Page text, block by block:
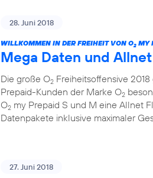
28. Juni 2018
WILLKOMMEN IN DER FREIHEIT VON O2 MY
Mega Daten und
Die große O2 Freiheitsoffensive
Prepaid-Kunden der Marke O2
O2 my Prepaid S und M eine Allnet
Datenpakete inklusive maximaler
27. Juni 2018